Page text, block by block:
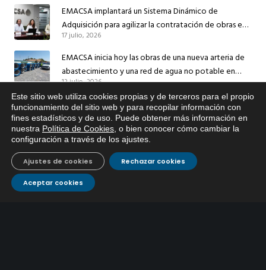
EMACSA implantará un Sistema Dinámico de
Adquisición para agilizar la contratación de obras en
sus redes e instalaciones
17 julio, 2026
EMACSA inicia hoy las obras de una nueva arteria de
abastecimiento y una red de agua no potable en
Ingeniero Ruiz de Azúa
13 julio, 2026
Caracterización ZA Córdoba Red Quemadas- 1ª Sem
2026
9 julio, 2026
Caracterización ZA Córdoba Red Carrera Caballo-1º
Sem 2026
9 julio, 2026
Este sitio web utiliza cookies propias y de terceros para el propio
funcionamiento del sitio web y para recopilar información con
fines estadísticos y de uso. Puede obtener más información en
nuestra Política de Cookies , o bien conocer cómo cambiar la
configuración a través de los ajustes
Aceptar cookies
Rechazar cookies
Ajustes de cookies
Si tiene cualquier duda sobre
EMACSA, haga click abajo.